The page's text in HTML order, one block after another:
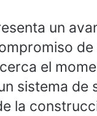
un
el
sistema de
la